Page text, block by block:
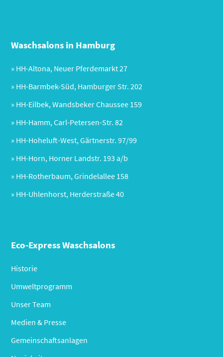
Waschsalons in Hamburg
» HH-Altona, Neuer Pferdemarkt 27
» HH-Barmbek-Süd, Hamburger Str. 202
» HH-Eilbek, Wandsbeker Chaussee 159
» HH-Hamm, Carl-Petersen-Str. 82
» HH-Hoheluft-West, Gärtnerstr. 97/99
» HH-Horn, Horner Landstr. 193 a/b
» HH-Rotherbaum, Grindelallee 158
» HH-Uhlenhorst, Herderstraße 40
Eco-Express Waschsalons
Historie
Umweltprogramm
Unser Team
Medien & Presse
Gemeinschaftsanlagen